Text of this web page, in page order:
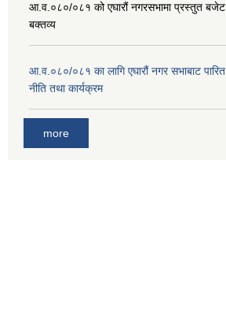
आ.व.०८०/०८१ को एघारौं नगरसभामा प्रस्तुत बजेट
बक्तव्य
आ.व.०८०/०८१ का लागि एघारौं नगर सभाबाट पारित
नीति तथा कार्यक्रम
more